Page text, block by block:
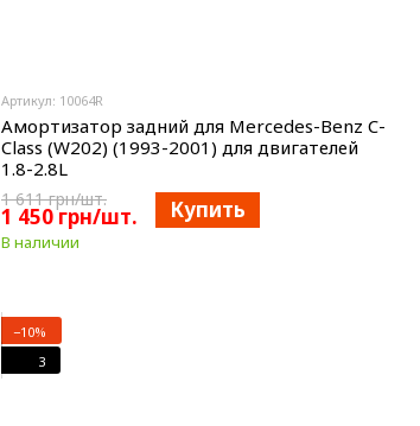
Артикул: 10064R
Амортизатор задний для Mercedes-Benz C-
Class (W202) (1993-2001) для двигателей
1.8-2.8L
1 611 грн/шт.
1 450 грн/шт. Купить
В наличии
−10%
3